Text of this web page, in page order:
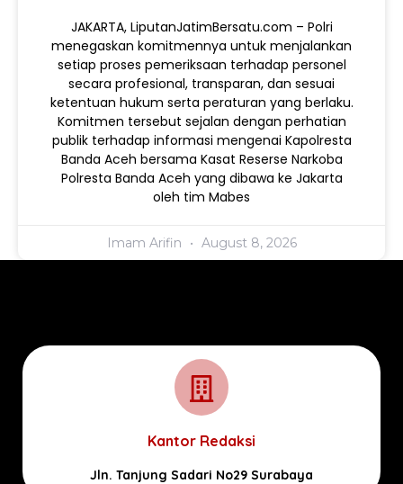
JAKARTA, LiputanJatimBersatu.com – Polri
menegaskan komitmennya untuk menjalankan
setiap proses pemeriksaan terhadap personel
secara profesional, transparan, dan sesuai
ketentuan hukum serta peraturan yang berlaku.
Komitmen tersebut sejalan dengan perhatian
publik terhadap informasi mengenai Kapolresta
Banda Aceh bersama Kasat Reserse Narkoba
Polresta Banda Aceh yang dibawa ke Jakarta
oleh tim Mabes
Imam Arifin August 8, 2026
Kantor Redaksi
Jln. Tanjung Sadari No29 Surabaya